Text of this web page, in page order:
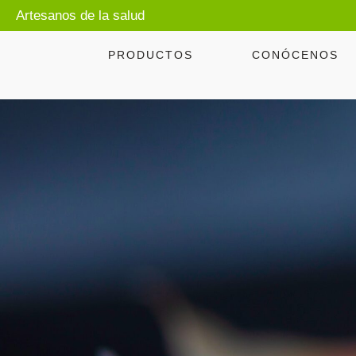
Artesanos de la salud
PRODUCTOS CONÓCENOS